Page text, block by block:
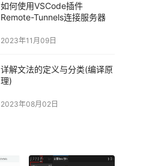
如何使用VSCode插件
Remote-Tunnels连接服务器
2023年11月09日
详解文法的定义与分类(编译原
理)
2023年08月02日